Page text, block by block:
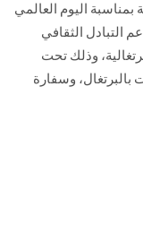
الزائـرون
بمناسبة اليوم العالمي
التبادل الثقافي
وذلك تحت
وسفارة